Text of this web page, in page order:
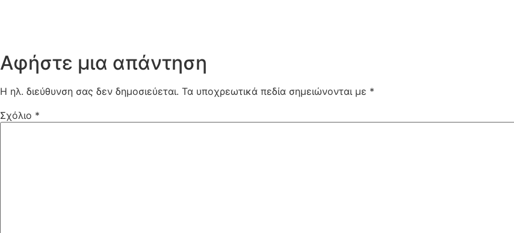
Αφήστε μια απάντηση
Η ηλ. διεύθυνση σας δεν δημοσιεύεται. Τα υποχρεωτικά πεδία σημειώνονται με *
Σχόλιο *